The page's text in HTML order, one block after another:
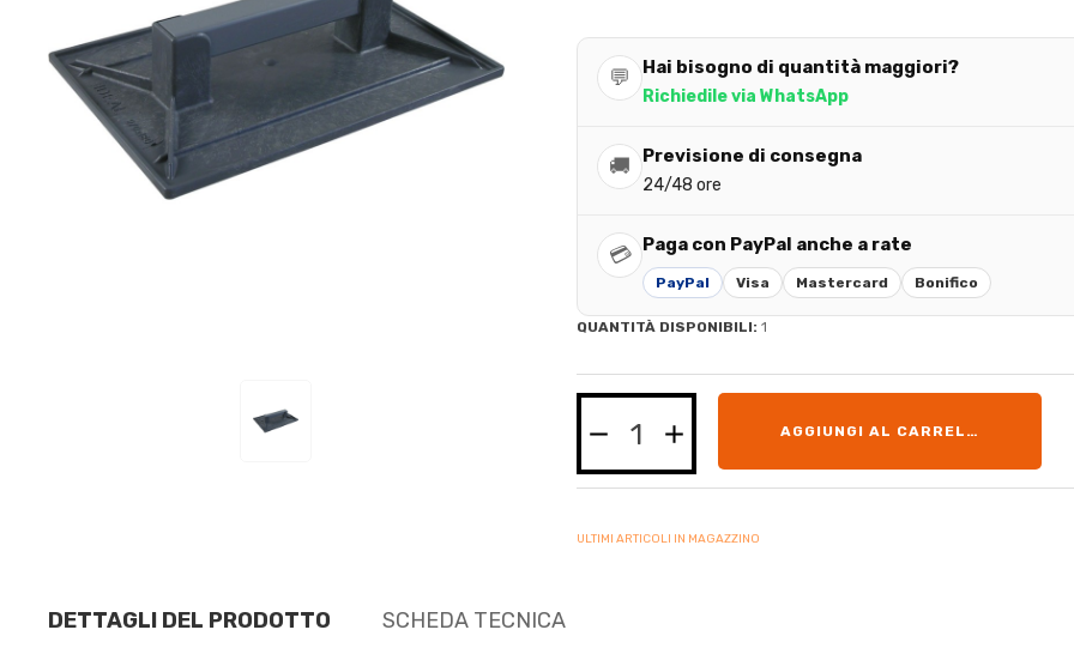
💬 Hai bisogno di quantità maggiori?
Richiedile via WhatsApp
🚚 Previsione di consegna
24/48 ore
💳 Paga con PayPal anche a rate
PayPal Visa Mastercard Bonifico
QUANTITÀ DISPONIBILI: 1
AGGIUNGI AL CARRELLO
ULTIMI ARTICOLI IN MAGAZZINO
DETTAGLI DEL PRODOTTO SCHEDA TECNICA